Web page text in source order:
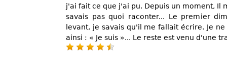
j'ai fait ce que j'ai pu. Depuis un moment, Il
savais pas quoi raconter... Le premier
levant, je savais qu'il me fallait écrire. Je
ainsi : « Je suis »... Le reste est venu d'une